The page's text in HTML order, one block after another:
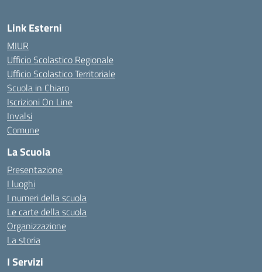
Link Esterni
MIUR
Ufficio Scolastico Regionale
Ufficio Scolastico Territoriale
Scuola in Chiaro
Iscrizioni On Line
Invalsi
Comune
La Scuola
Presentazione
I luoghi
I numeri della scuola
Le carte della scuola
Organizzazione
La storia
I Servizi